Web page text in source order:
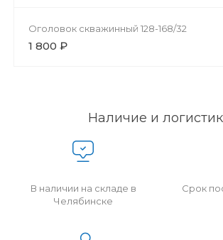
Оголовок скважинный 128-168/32
1 800 ₽
Наличие и
В наличии на складе в
Челябинске
Срок